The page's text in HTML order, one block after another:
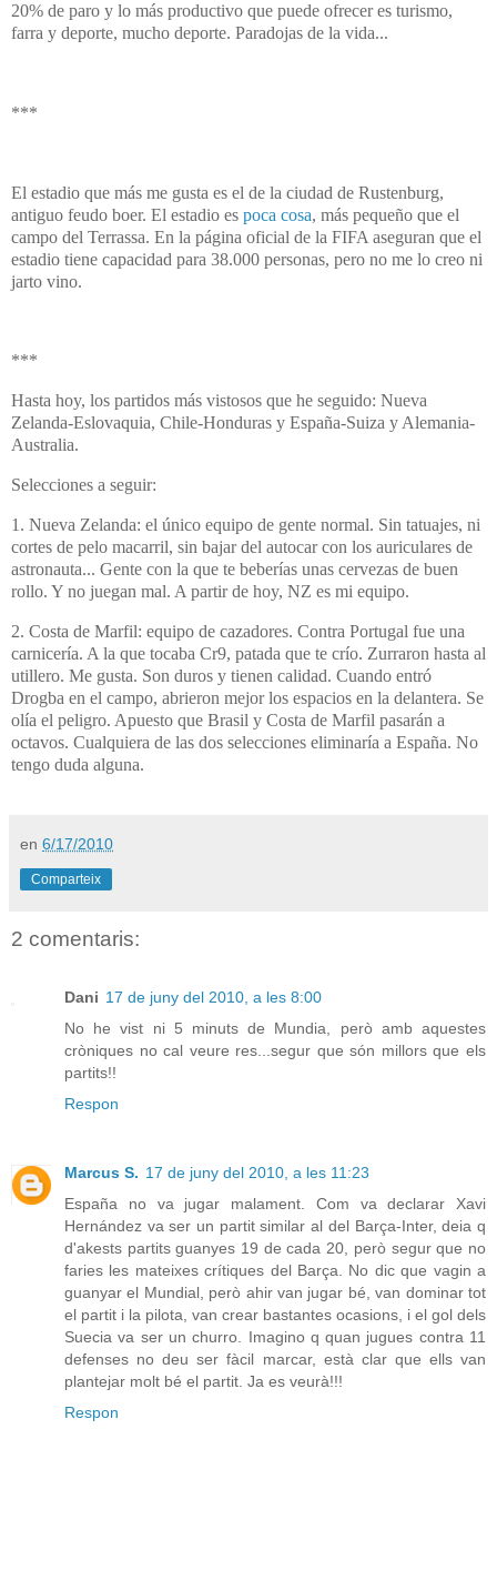
20% de paro y lo más productivo que puede ofrecer es turismo,
farra y deporte, mucho deporte. Paradojas de la vida...
***
El estadio que más me gusta es el de la ciudad de Rustenburg,
antiguo feudo boer. El estadio es poca cosa, más pequeño que el
campo del Terrassa. En la página oficial de la FIFA aseguran que el
estadio tiene capacidad para 38.000 personas, pero no me lo creo ni
jarto vino.
***
Hasta hoy, los partidos más vistosos que he seguido: Nueva
Zelanda-Eslovaquia, Chile-Honduras y España-Suiza y Alemania-
Australia.
Selecciones a seguir:
1. Nueva Zelanda: el único equipo de gente normal. Sin tatuajes, ni
cortes de pelo macarril, sin bajar del autocar con los auriculares de
astronauta... Gente con la que te beberías unas cervezas de buen
rollo. Y no juegan mal. A partir de hoy, NZ es mi equipo.
2. Costa de Marfil: equipo de cazadores. Contra Portugal fue una
carnicería. A la que tocaba Cr9, patada que te crío. Zurraron hasta al
utillero. Me gusta. Son duros y tienen calidad. Cuando entró
Drogba en el campo, abrieron mejor los espacios en la delantera. Se
olía el peligro. Apuesto que Brasil y Costa de Marfil pasarán a
octavos. Cualquiera de las dos selecciones eliminaría a España. No
tengo duda alguna.
en 6/17/2010
Comparteix
2 comentaris:
Dani 17 de juny del 2010, a les 8:00
No he vist ni 5 minuts de Mundia, però amb aquestes
cròniques no cal veure res...segur que són millors que els
partits!!
Respon
Marcus S. 17 de juny del 2010, a les 11:23
España no va jugar malament. Com va declarar Xavi
Hernández va ser un partit similar al del Barça-Inter, deia q
d'akests partits guanyes 19 de cada 20, però segur que no
faries les mateixes crítiques del Barça. No dic que vagin a
guanyar el Mundial, però ahir van jugar bé, van dominar tot
el partit i la pilota, van crear bastantes ocasions, i el gol dels
Suecia va ser un churro. Imagino q quan jugues contra 11
defenses no deu ser fàcil marcar, està clar que ells van
plantejar molt bé el partit. Ja es veurà!!!
Respon